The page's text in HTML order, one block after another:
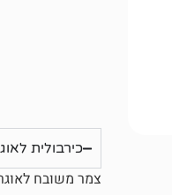
כירבולית לאוגר 100% כותנה
צמר משובח